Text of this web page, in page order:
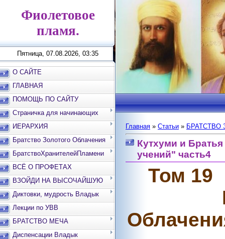
Фиолетовое
пламя.
Пятница, 07.08.2026, 03:35
О САЙТЕ
ГЛАВНАЯ
ПОМОЩЬ ПО САЙТУ
Страничка для начинающих
ИЕРАРХИЯ
Братство Золотого Облачения
БратствоХранителейПламени
ВСЁ О ПРОФЕТАХ
ВЗОЙДИ НА ВЫСОЧАЙШУЮ
ВЕРШИНУ
Диктовки, мудрость Владык
Лекции по УВВ
БРАТСТВО МЕЧА
Диспенсации Владык
Главная » Статьи » БРАТСТВО
Кутхуми и
учений" часть4
Том 19